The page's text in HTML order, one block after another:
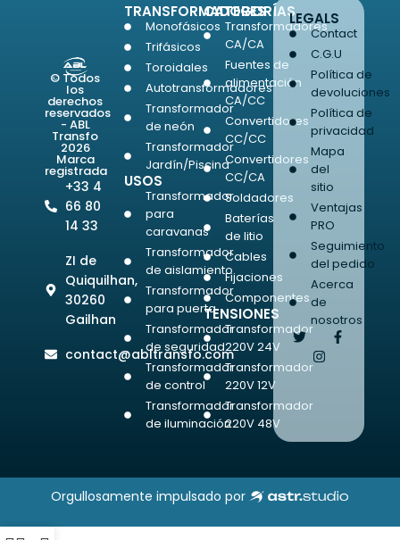
© Todos
los
derechos
reservados
- ABL
Transfo
2026
Marca
registrada
+33 4
66 80
14 33
ZI de
Quiquilhan,
30260
Gailhan
contact@abltransfo.com
TRANSFORMADORES
Monofásicos
Trifásicos
Toroidales
Autotransformadores
Transformador
de neón
Transformador
Jardín/Piscina
USOS
Transformador
para
caravanas
Transformador
de aislamiento
Transformador
para puerta
Transformador
de seguridad
Transformador
de control
Transformador
de iluminación
CATEGORÍAS
Transformadores
CA/CA
Fuentes de
alimentación
CA/CC
Convertidores
CC/CC
Convertidores
CC/CA
Soldadores
Baterías
de litio
Cables
Fijaciones
Componentes
TENSIONES
Transformador
220V 24V
Transformador
220V 12V
Transformador
220V 48V
LEGALS
Contact
C.G.U
Política de
devoluciones
Política de
privacidad
Mapa
del
sitio
Ventajas
PRO
Seguimiento
del pedido
Acerca
de
nosotros
Orgullosamente impulsado por